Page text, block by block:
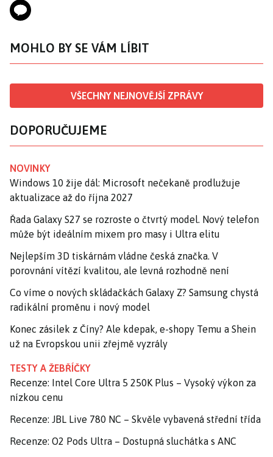
MOHLO BY SE VÁM LÍBIT
VŠECHNY NEJNOVĚJŠÍ ZPRÁVY
DOPORUČUJEME
NOVINKY
Windows 10 žije dál: Microsoft nečekaně prodlužuje
aktualizace až do října 2027
Řada Galaxy S27 se rozroste o čtvrtý model. Nový telefon
může být ideálním mixem pro masy i Ultra elitu
Nejlepším 3D tiskárnám vládne česká značka. V
porovnání vítězí kvalitou, ale levná rozhodně není
Co víme o nových skládačkách Galaxy Z? Samsung chystá
radikální proměnu i nový model
Konec zásilek z Číny? Ale kdepak, e-shopy Temu a Shein
už na Evropskou unii zřejmě vyzrály
TESTY A ŽEBŘÍČKY
Recenze: Intel Core Ultra 5 250K Plus – Vysoký výkon za
nízkou cenu
Recenze: JBL Live 780 NC – Skvěle vybavená střední třída
Recenze: O2 Pods Ultra – Dostupná sluchátka s ANC